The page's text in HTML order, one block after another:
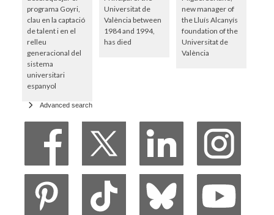
programa Goyri,
clau en la captació
de talent i en el
relleu
generacional del
sistema
universitari
espanyol
Universitat de
València between
1984 and 1994,
has died
new manager of
the Lluís Alcanyís
foundation of the
Universitat de
València
Advanced search